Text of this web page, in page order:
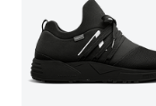
EU STØRRELSER
KVINDE
MAND